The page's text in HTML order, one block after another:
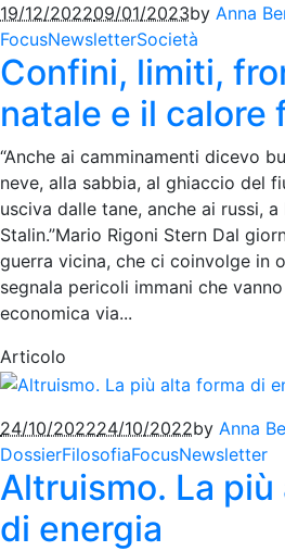
19/12/202209/01/2023by Anna
FocusNewsletterSocietà
Confini, limiti,
natale e il calore
“Anche ai camminamenti dicevo
neve, alla sabbia, al ghiaccio del
usciva dalle tane, anche ai russi, a
Stalin.”Mario Rigoni Stern Dal
guerra vicina, che ci coinvolge in
segnala pericoli immani che
economica via...
Articolo
24/10/202224/10/2022by Anna
DossierFilosofiaFocusNewsletter
Altruismo. La più
di energia